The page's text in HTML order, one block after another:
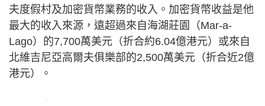
夫度假村及加密貨幣業務的收入。加密貨幣收益是他
最大的收入來源，遠超過來自海湖莊園（Mar-a-
Lago）的7,700萬美元（折合約6.04億港元）或來自
北維吉尼亞高爾夫俱樂部的2,500萬美元（折合近2億
港元）。